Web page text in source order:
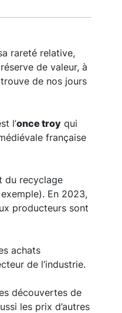
rareté relative,
de valeur, à
de nos jours
l’once troy qui
française
du recyclage
En 2023,
producteurs sont
achats
de l’industrie.
découvertes de
les prix d’autres